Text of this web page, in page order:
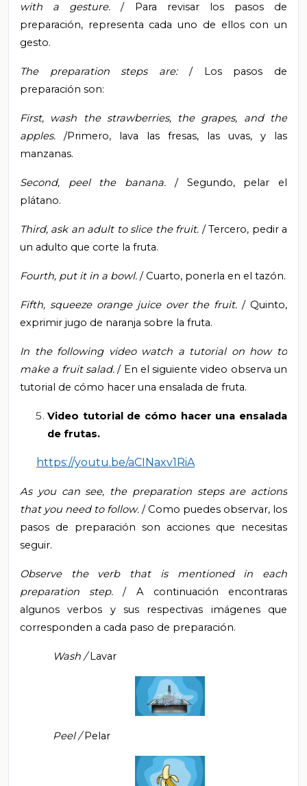
with a gesture./ Para revisar los pasos de
preparación, representa cada uno de ellos con un
gesto.
The preparation steps are: / Los pasos de
preparación son:
First, wash the strawberries, the grapes, and the
apples. /Primero, lava las fresas, las uvas, y las
manzanas.
Second, peel the banana. / Segundo, pelar el
plátano.
Third, ask an adult to slice the fruit. / Tercero, pedir a
un adulto que corte la fruta.
Fourth, put it in a bowl. /Cuarto, ponerla en el tazón.
Fifth, squeeze orange juice over the fruit./ Quinto,
exprimir jugo de naranja sobre la fruta.
In the following video watch a tutorial on how to
make a fruit salad./ En el siguiente video observa un
tutorial de cómo hacer una ensalada de fruta.
Video tutorial de cómo hacer una ensalada
de frutas.
https://youtu.be/aCINaxv1RiA
As you can see, the preparation steps are actions
that you need to follow. / Como puedes observar, los
pasos de preparación son acciones que necesitas
seguir.
Observe the verb that is mentioned in each
preparation step./ A continuación encontraras
algunos verbos y sus respectivas imágenes que
corresponden a cada paso de preparación.
Wash /Lavar
Peel /Pelar